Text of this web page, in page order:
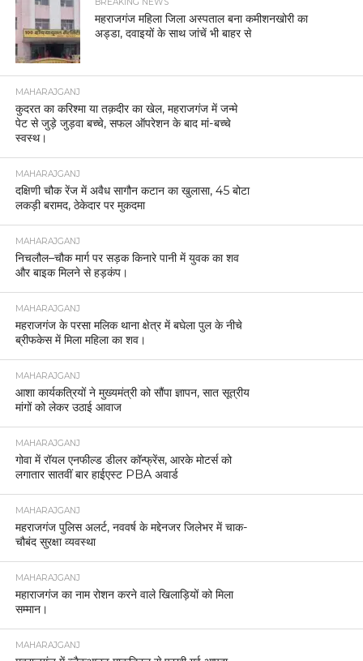
BREAKING NEWS
महराजगंज महिला जिला अस्पताल बना कमीशनखोरी का
अड्डा, दवाइयों के साथ जांचें भी बाहर से
MAHARAJGANJ
कुदरत का करिश्मा या तक़दीर का खेल, महराजगंज में जन्मे
पेट से जुड़े जुड़वा बच्चे, सफल ऑपरेशन के बाद मां-बच्चे
स्वस्थ।
MAHARAJGANJ
दक्षिणी चौक रेंज में अवैध सागौन कटान का खुलासा, 45 बोटा
लकड़ी बरामद, ठेकेदार पर मुकदमा
MAHARAJGANJ
निचलौल–चौक मार्ग पर सड़क किनारे पानी में युवक का शव
और बाइक मिलने से हड़कंप।
MAHARAJGANJ
महराजगंज के परसा मलिक थाना क्षेत्र में बघेला पुल के नीचे
ब्रीफकेस में मिला महिला का शव।
MAHARAJGANJ
आशा कार्यकत्रियों ने मुख्यमंत्री को सौंपा ज्ञापन, सात सूत्रीय
मांगों को लेकर उठाई आवाज
MAHARAJGANJ
गोवा में रॉयल एनफील्ड डीलर कॉन्फ्रेंस, आरके मोटर्स को
लगातार सातवीं बार हाईएस्ट PBA अवार्ड
MAHARAJGANJ
महराजगंज पुलिस अलर्ट, नववर्ष के मद्देनजर जिलेभर में चाक-
चौबंद सुरक्षा व्यवस्था
MAHARAJGANJ
महाराजगंज का नाम रोशन करने वाले खिलाड़ियों को मिला
सम्मान।
MAHARAJGANJ